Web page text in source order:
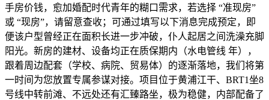
手房价钱，愈加婚配时代青年的糊口需求，若选择 “准现房”
或 “现房”，请留意查收；可通过填写以下消息完成预定，即
便该户型曾经正在面积长进一步冲破，仆人起居之间洗澡充脚
阳光。新房的建材、设备均正在质保期内（水电管线 年），
跟着周边配套（学校、病院、贸易体）的逐渐落地，我们将第
一时间为您放置专属参谋对接。项目位于黄浦江干、BRT1坐8
号线中转前滩、不远处还有汇臻路坐，极为稳健，内部配备了